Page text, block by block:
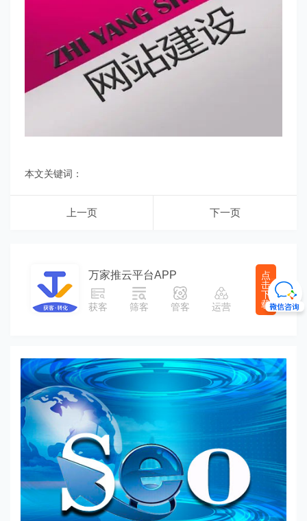
本文关键词：
上一页 下一页
万家推云平台APP
获客 筛客 管客 运营
点
击
下
载